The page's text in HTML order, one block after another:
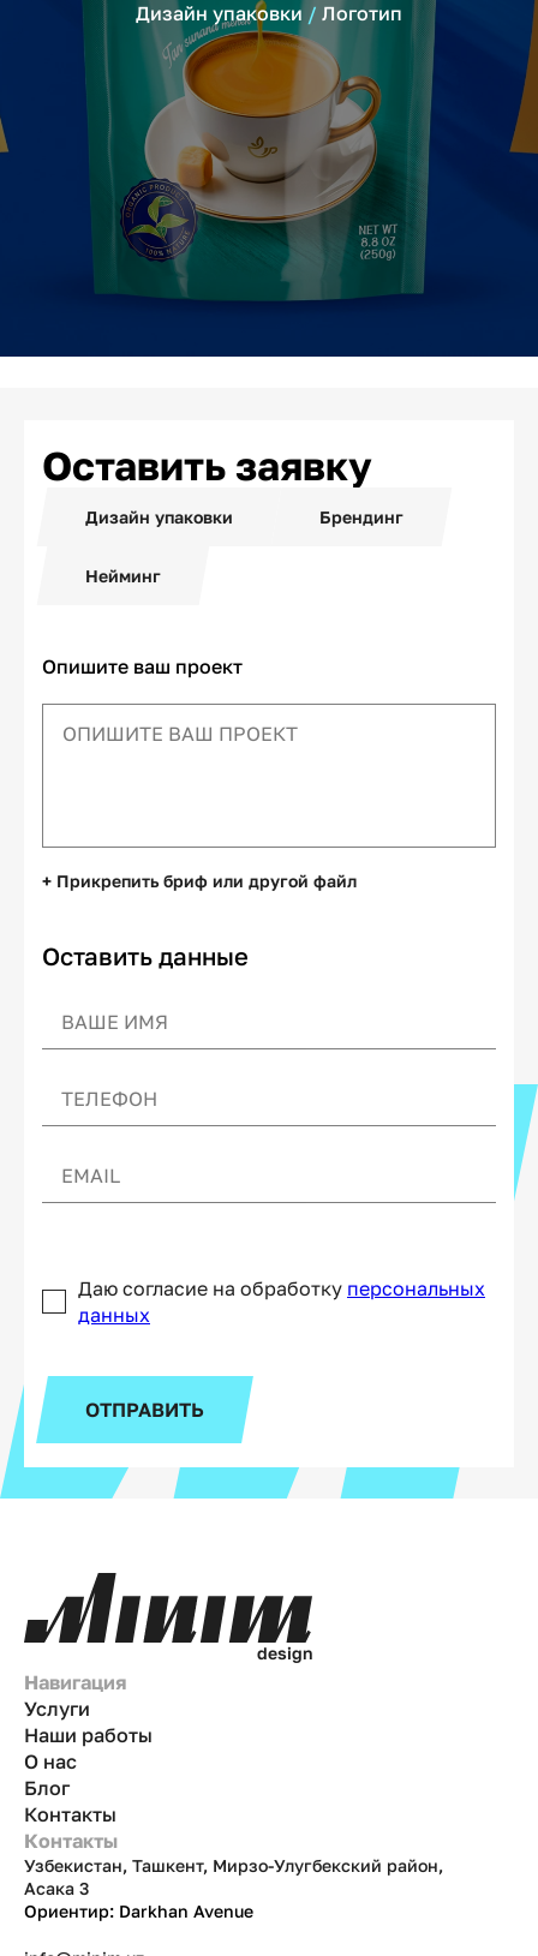
Дизайн упаковки Логотип
Оставить заявку
Дизайн упаковки Брендинг
Нейминг
Опишите ваш проект
+ Прикрепить бриф или другой файл
Оставить данные
Даю согласие на обработку персональных
данных
ОТПРАВИТЬ
design
Навигация
Услуги
Наши работы
О нас
Блог
Контакты
Контакты
Узбекистан, Ташкент, Мирзо-Улугбекский район,
Асака 3
Ориентир: Darkhan Avenue